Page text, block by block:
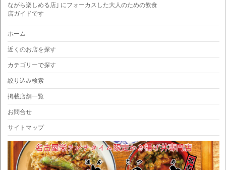
ながら楽しめる店｣ にフォーカスした大人のための飲食
店ガイドです
ホーム
近くのお店を探す
カテゴリーで探す
絞り込み検索
掲載店舗一覧
お問合せ
サイトマップ